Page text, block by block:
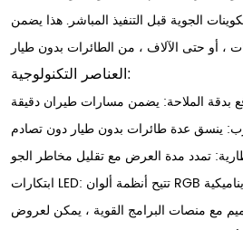
الجوية قبل التنفيذ المباشر. هذا يضمن
العناصر التكنولوجية:
مع منصات البرامج القوية ، يمكن لعروض